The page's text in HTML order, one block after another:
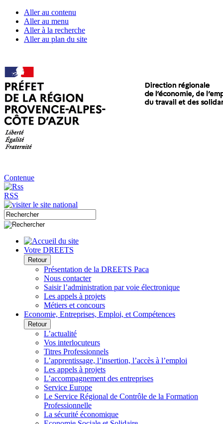
Aller au contenu
Aller au menu
Aller à la recherche
Aller au plan du site
Contenue
RSS
Votre DREETS
Retour
Présentation de la DREETS Paca
Nous contacter
Saisir l’administration par voie électronique
Les appels à projets
Métiers et concours
Economie, Entreprises, Emploi, et Compétences
Retour
L’actualité
Vos interlocuteurs
Titres Professionnels
L’apprentissage, l’insertion, l’accès à l’emploi
Les appels à projets
L’accompagnement des entreprises
Service Europe
Le Service Régional de Contrôle de la Formation
Professionnelle
La sécurité économique